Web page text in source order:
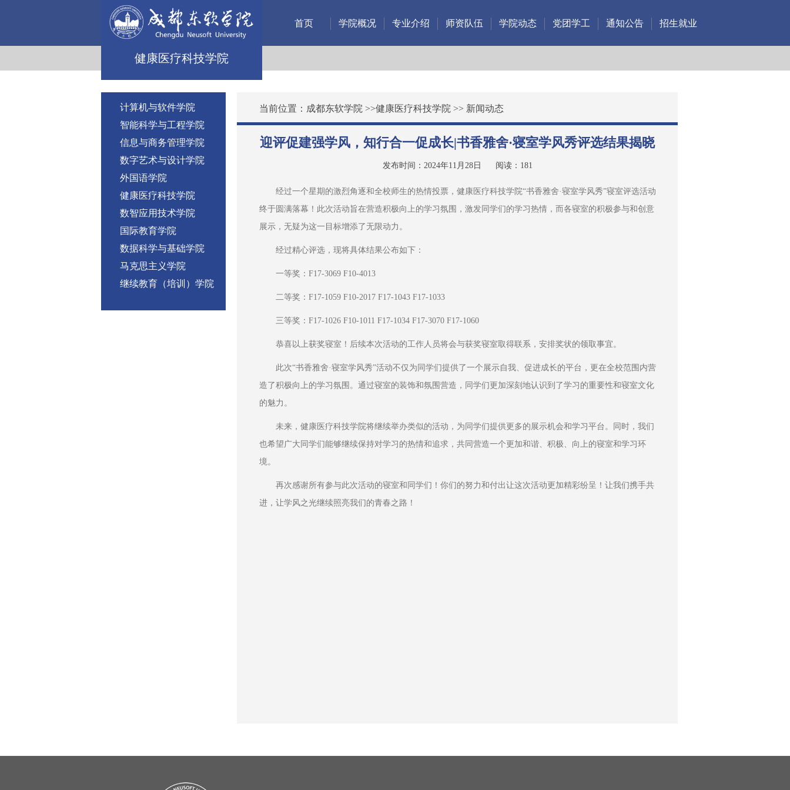
健康医疗科技学院
首页 学院概况 专业介绍 师资队伍 学院动态 党团学工 通知公告 招生就业
计算机与软件学院
智能科学与工程学院
信息与商务管理学院
数字艺术与设计学院
外国语学院
健康医疗科技学院
数智应用技术学院
国际教育学院
数据科学与基础学院
马克思主义学院
继续教育（培训）学院
当前位置： 成都东软学院 >>健康医疗科技学院 >> 新闻动态
迎评促建强学风，知行合一促成长|书香雅舍·寝室学风秀评选结果揭晓
发布时间：2024年11月28日 阅读： 181
经过一个星期的激烈角逐和全校师生的热情投票，健康医疗科技学院“书香雅舍·寝室学风秀”寝室评选活动
终于圆满落幕！此次活动旨在营造积极向上的学习氛围，激发同学们的学习热情，而各寝室的积极参与和创意
展示，无疑为这一目标增添了无限动力。
经过精心评选，现将具体结果公布如下：
一等奖：F17-3069 F10-4013
二等奖：F17-1059 F10-2017 F17-1043 F17-1033
三等奖：F17-1026 F10-1011 F17-1034 F17-3070 F17-1060
恭喜以上获奖寝室！后续本次活动的工作人员将会与获奖寝室取得联系，安排奖状的领取事宜。
此次“书香雅舍·寝室学风秀”活动不仅为同学们提供了一个展示自我、促进成长的平台，更在全校范围内营
造了积极向上的学习氛围。通过寝室的装饰和氛围营造，同学们更加深刻地认识到了学习的重要性和寝室文化
的魅力。
未来，健康医疗科技学院将继续举办类似的活动，为同学们提供更多的展示机会和学习平台。同时，我们
也希望广大同学们能够继续保持对学习的热情和追求，共同营造一个更加和谐、积极、向上的寝室和学习环
境。
再次感谢所有参与此次活动的寝室和同学们！你们的努力和付出让这次活动更加精彩纷呈！让我们携手共
进，让学风之光继续照亮我们的青春之路！